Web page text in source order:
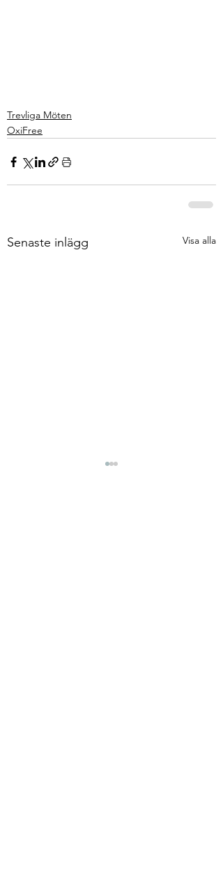
Trevliga Möten
OxiFree
Senaste inlägg Visa alla